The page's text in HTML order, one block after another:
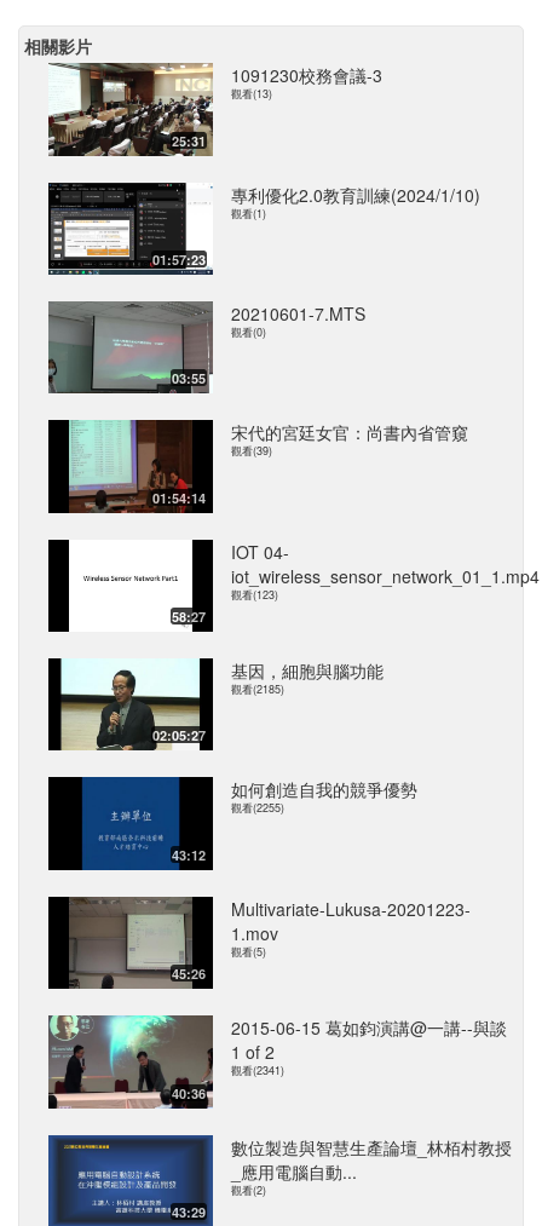
相關影片
25:31
1091230校務會議-3
觀看(13)
01:57:23
專利優化2.0教育訓練(2024/1/10)
觀看(1)
03:55
20210601-7.MTS
觀看(0)
01:54:14
宋代的宮廷女官：尚書內省管窺
觀看(39)
58:27
IOT 04-
iot_wireless_sensor_network_01_1.mp4
觀看(123)
02:05:27
基因，細胞與腦功能
觀看(2185)
43:12
如何創造自我的競爭優勢
觀看(2255)
45:26
Multivariate-Lukusa-20201223-
1.mov
觀看(5)
40:36
2015-06-15 葛如鈞演講@一講--與談
1 of 2
觀看(2341)
43:29
數位製造與智慧生產論壇_林栢村教授
_應用電腦自動...
觀看(2)